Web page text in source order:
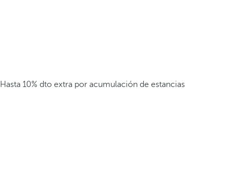
Hasta 10% dto extra por acumulación de estancias